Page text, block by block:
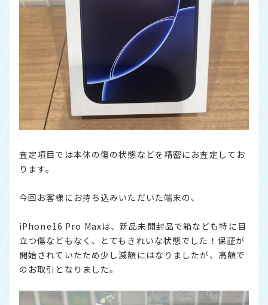
査定項目では本体の傷の状態などを精密にお査定してお
ります。
今回お客様にお持ち込みいただいた端末の、
iPhone16 Pro Maxは、新品未開封品で箱なども特に目
立つ傷などもなく、とてもきれいな状態でした！保証が
開始されていたため少し減額にはなりましたが、高額で
のお取引となりました。